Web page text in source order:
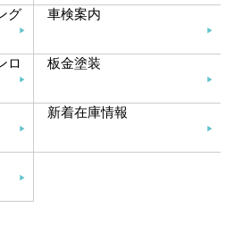
グ
車検案内
ロ
板金塗装
新着在庫情報